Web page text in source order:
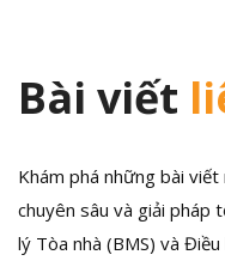
Bài viết
Khám phá những bài
chuyên sâu và giải pháp
lý Tòa nhà (BMS) và